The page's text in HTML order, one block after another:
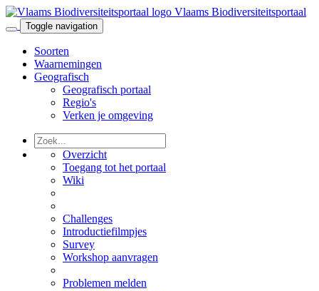
Vlaams Biodiversiteitsportaal
Toggle navigation
Soorten
Waarnemingen
Geografisch
Geografisch portaal
Regio's
Verken je omgeving
Overzicht
Toegang tot het portaal
Wiki
Challenges
Introductiefilmpjes
Survey
Workshop aanvragen
Problemen melden